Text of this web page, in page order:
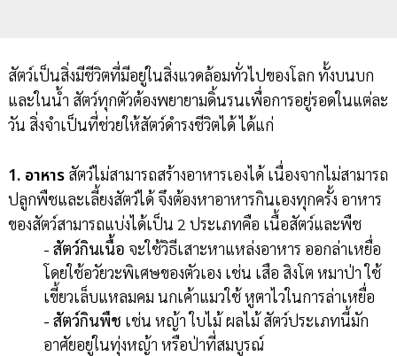
สัตว์เป็นสิ่งมีชีวิตที่มีอยู่ในสิ่งแวดล้อมทั่วไปของโลก ทั้งบนบก
และในน้ำ สัตว์ทุกตัวต้องพยายามดิ้นรนเพื่อการอยู่รอดในแต่ละ
วัน สิ่งจำเป็นที่ช่วยให้สัตว์ดำรงชีวิตได้ ได้แก่
1. อาหารสัตว์ไม่สามารถสร้างอาหารเองได้ เนื่องจากไม่สามารถ
ปลูกพืชและเลี้ยงสัตว์ได้ จึงต้องหาอาหารกินเองทุกครั้ง อาหาร
ของสัตว์สามารถแบ่งได้เป็น 2 ประเภทคือ เนื้อสัตว์และพืช
- สัตว์กินเนื้อ จะใช้วิธีเสาะหาแหล่งอาหาร ออกล่าเหยื่อ
โดยใช้อวัยวะพิเศษของตัวเอง เช่น เสือ สิงโต หมาป่า ใช้
เขี้ยวเล็บแหลมคม นกเค้าแมวใช้ หูตาไวในการล่าเหยื่อ
- สัตว์กินพืช เช่น หญ้า ใบไม้ ผลไม้ สัตว์ประเภทนี้มัก
อาศัยอยู่ในทุ่งหญ้า หรือป่าที่สมบูรณ์